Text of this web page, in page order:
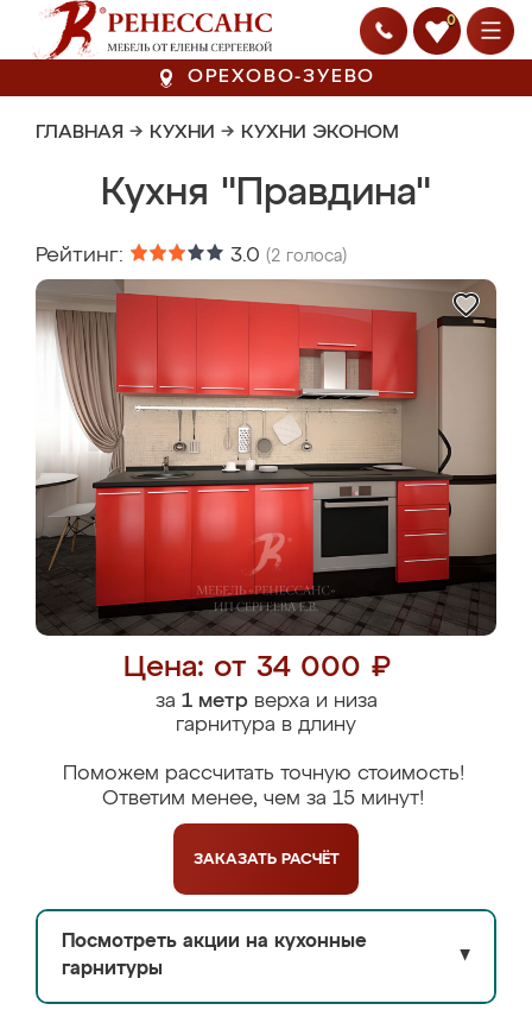
0
ОРЕХОВО-ЗУЕВО
ГЛАВНАЯ → КУХНИ → КУХНИ ЭКОНОМ
Кухня "Правдина"
Рейтинг: 3.0 (2 голоса)
Цена: от 34 000 ₽
за 1 метрверха и низа
гарнитура в длину
Поможем рассчитать точную стоимость!
Ответим менее, чем за 15 минут!
ЗАКАЗАТЬ РАСЧЁТ
Посмотреть акции на кухонные
гарнитуры
▼